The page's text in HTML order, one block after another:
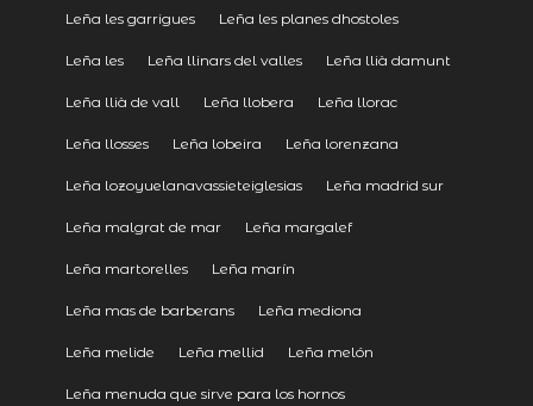
Leña les garrigues Leña les planes dhostoles
Leña les Leña llinars del valles Leña llià damunt
Leña llià de vall Leña llobera Leña llorac
Leña llosses Leña lobeira Leña lorenzana
Leña lozoyuelanavassieteiglesias Leña madrid sur
Leña malgrat de mar Leña margalef
Leña martorelles Leña marín
Leña mas de barberans Leña mediona
Leña melide Leña mellid Leña melón
Leña menuda que sirve para los hornos